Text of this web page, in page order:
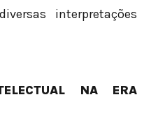
interpretações
NA ERA